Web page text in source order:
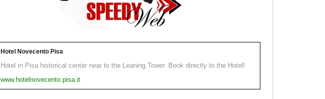
Hotel Novecento Pisa
Hotel in Pisa historical center near to the Leaning Tower. Book directly to the Hotel!
www.hotelnovecento.pisa.it